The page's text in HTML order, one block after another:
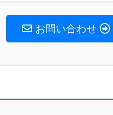
お問い合わせ